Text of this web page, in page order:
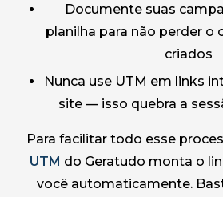
Documente suas
planilha para não perder o
criados
Nunca use UTM em links
site — isso quebra a
Para facilitar todo esse
UTM do Geratudo monta o
você automaticamente.